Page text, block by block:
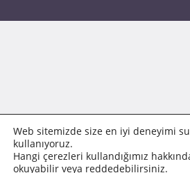
Web sitemizde size en iyi deneyimi
kullanıyoruz.
Hangi çerezleri kullandığımız
okuyabilir veya reddedebilirsiniz.